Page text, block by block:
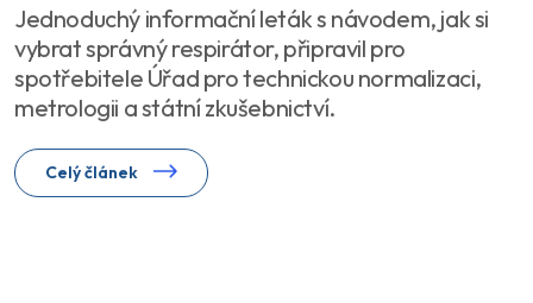
Jednoduchý informační leták s návodem, jak si
vybrat správný respirátor, připravil pro
spotřebitele Úřad pro technickou normalizaci,
metrologii a státní zkušebnictví.
Celý článek